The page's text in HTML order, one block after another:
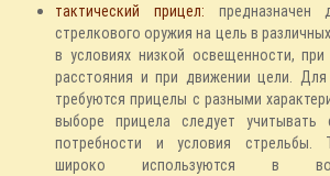
тактический прицел: предназначен
стрелкового оружия на цель в
в условиях низкой освещенности,
расстояния и при движении цели.
требуются прицелы с разными
выборе прицела следует учитывать
потребности и условия стрельбы.
широко используются в